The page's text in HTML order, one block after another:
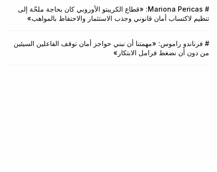
# Mariona Pericas: «قطاع الكريبتو الأوروبي كان بحاجة ملحّة إلى
تنظيم لاكتساب أمان قانوني وجذب الاستثمار والاحتفاظ بالمواهب»
# فرناندو راموس: «مهمتنا أن نبني حواجز أمان توقف الفاعلين السيئين
من دون أن نضغط فرامل الابتكار»